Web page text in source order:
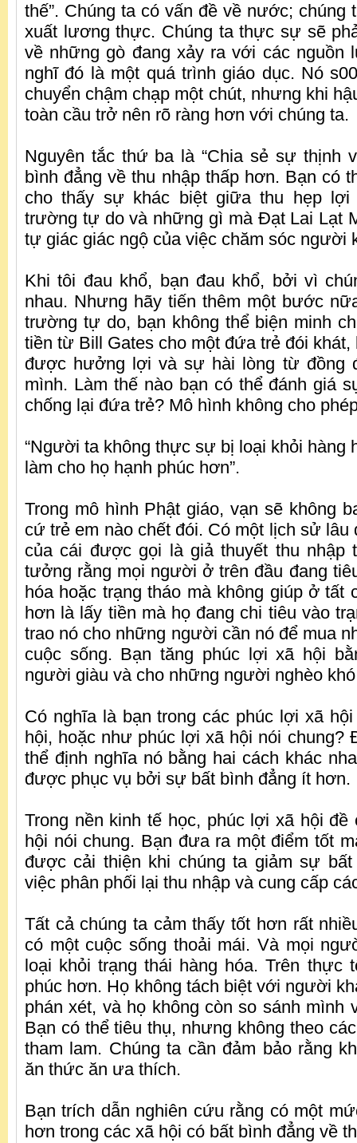
thế”. Chúng ta có vấn đề về nước; chúng
xuất lương thực. Chúng ta thực sự sẽ
về những gò đang xảy ra với các nguồn
nghĩ đó là một quá trình giáo dục. Nó
chuyển chậm chạp một chút, nhưng khi
toàn cầu trở nên rõ ràng hơn với chúng ta.
Nguyên tắc thứ ba là “Chia sẻ sự thịnh
bình đẳng về thu nhập thấp hơn. Bạn có
cho thấy sự khác biệt giữa thu hẹp
trường tự do và những gì mà Đạt Lai Lạt
tự giác giác ngộ của việc chăm sóc người
Khi tôi đau khổ, bạn đau khổ, bởi vì
nhau. Nhưng hãy tiến thêm một bước
trường tự do, bạn không thể biện minh
tiền từ Bill Gates cho một đứa trẻ đói
được hưởng lợi và sự hài lòng từ đồng
mình. Làm thế nào bạn có thể đánh giá
chống lại đứa trẻ? Mô hình không cho
“Người ta không thực sự bị loại khỏi hàng
làm cho họ hạnh phúc hơn”.
Trong mô hình Phật giáo, vạn sẽ không
cứ trẻ em nào chết đói. Có một lịch sử lâu
của cái được gọi là giả thuyết thu
tưởng rằng mọi người ở trên đầu đang
hóa hoặc trạng tháo mà không giúp ở tất
hơn là lấy tiền mà họ đang chi tiêu vào
trao nó cho những người cần nó để mua
cuộc sống. Bạn tăng phúc lợi xã hội
người giàu và cho những người nghèo
Có nghĩa là bạn trong các phúc lợi xã
hội, hoặc như phúc lợi xã hội nói chung?
thể định nghĩa nó bằng hai cách khác
được phục vụ bởi sự bất bình đẳng ít hơn.
Trong nền kinh tế học, phúc lợi xã hội
hội nói chung. Bạn đưa ra một điểm tốt
được cải thiện khi chúng ta giảm sự
việc phân phối lại thu nhập và cung cấp
Tất cả chúng ta cảm thấy tốt hơn rất
có một cuộc sống thoải mái. Và mọi
loại khỏi trạng thái hàng hóa. Trên thực
phúc hơn. Họ không tách biệt với người
phán xét, và họ không còn so sánh
Bạn có thể tiêu thụ, nhưng không theo
tham lam. Chúng ta cần đảm bảo rằng
ăn thức ăn ưa thích.
Bạn trích dẫn nghiên cứu rằng có một
hơn trong các xã hội có bất bình đẳng về